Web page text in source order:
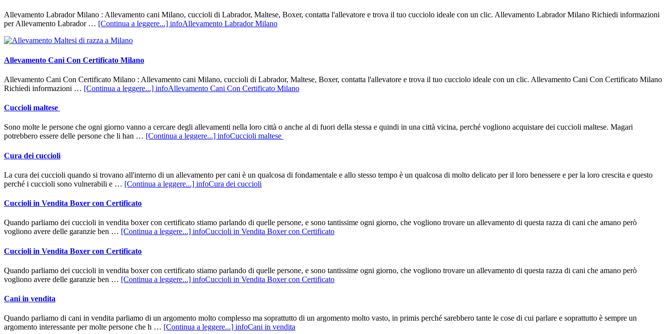
Allevamento Labrador Milano : Allevamento cani Milano, cuccioli di Labrador, Maltese, Boxer, contatta l'allevatore e trova il tuo cucciolo ideale con un clic. Allevamento Labrador Milano Richiedi informazioni
per Allevamento Labrador … [Continua a leggere...] infoAllevamento Labrador Milano
Allevamento Cani Con Certificato Milano
Allevamento Cani Con Certificato Milano : Allevamento cani Milano, cuccioli di Labrador, Maltese, Boxer, contatta l'allevatore e trova il tuo cucciolo ideale con un clic. Allevamento Cani Con Certificato Milano
Richiedi informazioni … [Continua a leggere...] infoAllevamento Cani Con Certificato Milano
Cuccioli maltese
Sono molte le persone che ogni giorno vanno a cercare degli allevamenti nella loro città o anche al di fuori della stessa e quindi in una città vicina, perché vogliono acquistare dei cuccioli maltese. Magari
potrebbero essere delle persone che li han … [Continua a leggere...] infoCuccioli maltese
Cura dei cuccioli
La cura dei cuccioli quando si trovano all'interno di un allevamento per cani è un qualcosa di fondamentale e allo stesso tempo è un qualcosa di molto delicato per il loro benessere e per la loro crescita e questo
perché i cuccioli sono vulnerabili e … [Continua a leggere...] infoCura dei cuccioli
Cuccioli in Vendita Boxer con Certificato
Quando parliamo dei cuccioli in vendita boxer con certificato stiamo parlando di quelle persone, e sono tantissime ogni giorno, che vogliono trovare un allevamento di questa razza di cani che amano però
vogliono avere delle garanzie ben … [Continua a leggere...] infoCuccioli in Vendita Boxer con Certificato
Cuccioli in Vendita Boxer con Certificato
Quando parliamo dei cuccioli in vendita boxer con certificato stiamo parlando di quelle persone, e sono tantissime ogni giorno, che vogliono trovare un allevamento di questa razza di cani che amano però
vogliono avere delle garanzie ben … [Continua a leggere...] infoCuccioli in Vendita Boxer con Certificato
Cani in vendita
Quando parliamo di cani in vendita parliamo di un argomento molto complesso ma soprattutto di un argomento molto vasto, in primis perché sarebbero tante le cose di cui parlare e soprattutto è sempre un
argomento interessante per molte persone che h … [Continua a leggere...] infoCani in vendita